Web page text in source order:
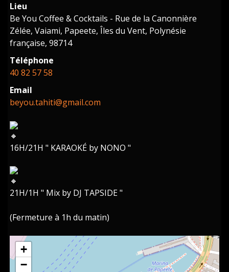
Lieu
Be You Coffee & Cocktails - Rue de la Canonnière
Zélée, Vaiami, Papeete, Îles du Vent, Polynésie
française, 98714
Téléphone
40 82 57 58
Email
beyou.tahiti@gmail.com
16H/21H " KARAOKÉ by NONO "
21H/1H " Mix by DJ TAPSIDE "
(Fermeture à 1h du matin)
+
−